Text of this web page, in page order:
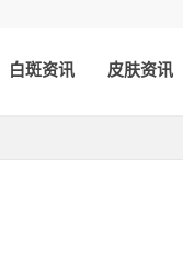
白斑资讯 皮肤资讯